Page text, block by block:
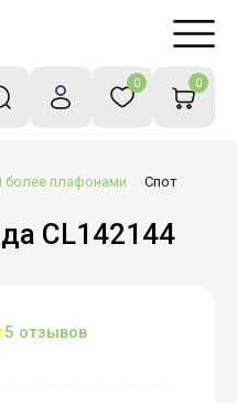
0 0
более плафонами
Спот
CL142144
5 отзывов